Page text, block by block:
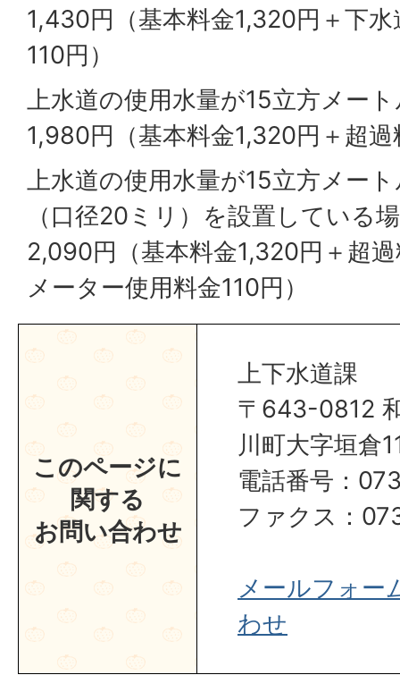
1,430円（基本料金1,320円＋下
110円）
上水道の使用水量が15立方メー
1,980円（基本料金1,320円＋超
上水道の使用水量が15立方メー
（口径20ミリ）を設置している
2,090円（基本料金1,320円＋超
メーター使用料金110円）
このページに
関する
お問い合わせ
上下水道課
〒643-0812
川町大字垣倉
電話番号：
ファクス：
メールフォー
わせ